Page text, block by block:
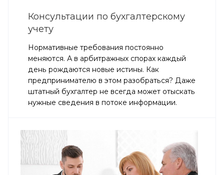
Консультации по бухгалтерскому
учету
Нормативные требования постоянно
меняются. А в арбитражных спорах каждый
день рождаются новые истины. Как
предпринимателю в этом разобраться? Даже
штатный бухгалтер не всегда может отыскать
нужные сведения в потоке информации.